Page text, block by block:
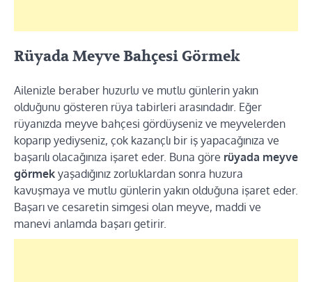
Rüyada Meyve Bahçesi Görmek
Ailenizle beraber huzurlu ve mutlu günlerin yakın
olduğunu gösteren rüya tabirleri arasındadır. Eğer
rüyanızda meyve bahçesi gördüyseniz ve meyvelerden
koparıp yediyseniz, çok kazançlı bir iş yapacağınıza ve
başarılı olacağınıza işaret eder. Buna göre rüyada meyve
görmek yaşadığınız zorluklardan sonra huzura
kavuşmaya ve mutlu günlerin yakın olduğuna işaret eder.
Başarı ve cesaretin simgesi olan meyve, maddi ve
manevi anlamda başarı getirir.